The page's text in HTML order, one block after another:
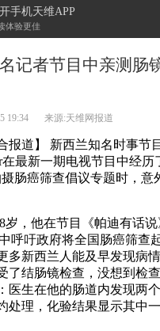
手机天维APP
体验更佳
天维新闻
记者节目中亲测肠
19:34 来源:天维网报道
报道】 新西兰知名时事节
在最新一期电视节目中经历
肠癌筛查倡议专题时，意
岁，他在节目《帕迪有话说
中呼吁政府将全国肠癌筛查
多新西兰人能及早发现病
了结肠镜检查，没想到检
医生在他的肠道内发现两
处理，化验结果显示其中